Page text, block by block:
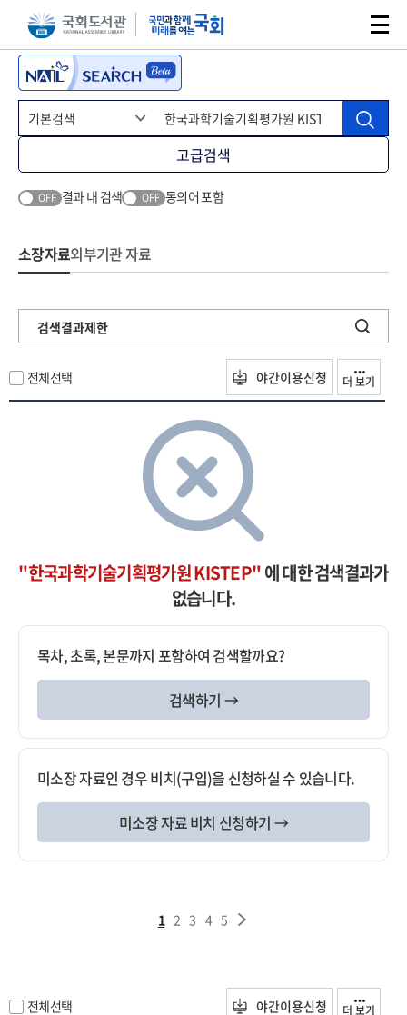
본문 바로가기주메뉴 바로가기
고급검색
OFF 결과 내 검색 OFF 동의어 포함
소장자료외부기관 자료
검색결과제한
전체선택 야간이용신청 더 보기
"한국과학기술기획평가원 KISTEP"에 대한 검색결과가
없습니다.
목차, 초록, 본문까지 포함하여 검색할까요?
검색하기 →
미소장 자료인 경우 비치(구입)을 신청하실 수 있습니다.
미소장 자료 비치 신청하기 →
1 2 3 4 5
전체선택 야간이용신청 더 보기